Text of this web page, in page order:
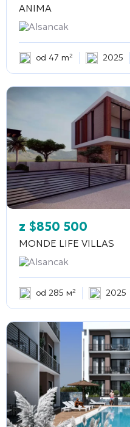
ANIMA
Alsancak
od 47 m² 2025
z $850 500
MONDE LIFE VILLAS
Alsancak
od 285 м² 2025